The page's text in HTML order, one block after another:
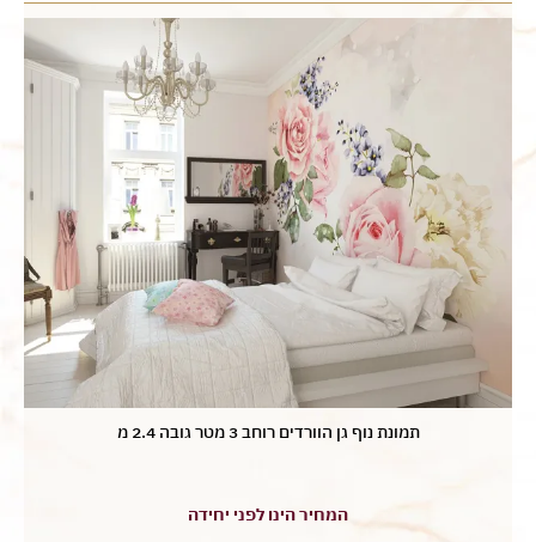
תמונת נוף גן הוורדים רוחב 3 מטר גובה 2.4 מ
המחיר הינו לפני יחידה